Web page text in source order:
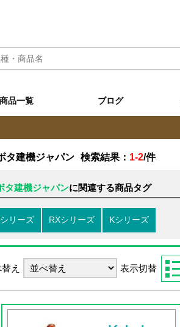
商品一覧 ブログ
タ建機ジャパン 検索結果： 1-2/件
タ建機ジャパンに関連する商品タグ
リーズ RXシリーズ Kシリーズ
え 表示切替